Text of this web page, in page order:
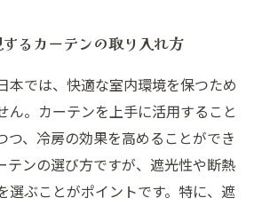
るカーテンの取り入れ方
本では、快適な室内環境を保つため
ん。カーテンを上手に活用すること
つ、冷房の効果を高めることができ
テンの選び方ですが、遮光性や断熱
選ぶことがポイントです。特に、遮